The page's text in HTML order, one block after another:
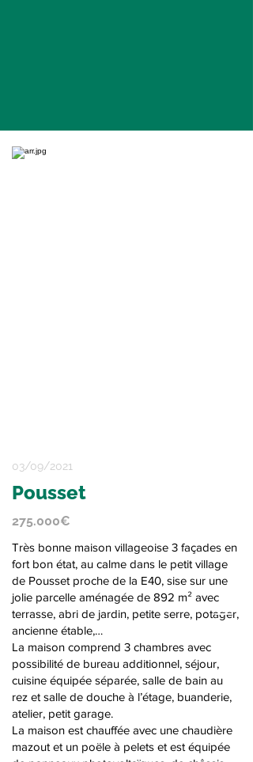
+32 19 32 29 26
03/09/2021
Pousset
275.000€
Très bonne maison villageoise 3 façades en
fort bon état, au calme dans le petit village
de Pousset proche de la E40, sise sur une
jolie parcelle aménagée de 892 m² avec
terrasse, abri de jardin, petite serre, potager,
ancienne étable,…
La maison comprend 3 chambres avec
possibilité de bureau additionnel, séjour,
cuisine équipée séparée, salle de bain au
rez et salle de douche à l’étage, buanderie,
atelier, petit garage.
La maison est chauffée avec une chaudière
mazout et un poële à pelets et est équipée